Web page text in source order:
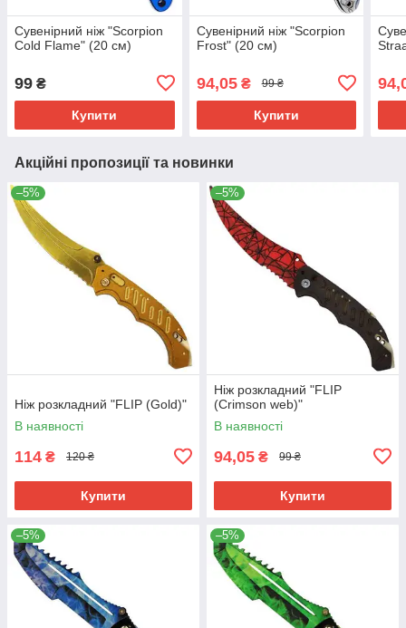
Сувенірний ніж "Scorpion
Cold Flame" (20 см)
99 ₴
Купити
Сувенірний ніж "Scorpion
Frost" (20 см)
94,05₴ 99 ₴
Купити
Акційні пропозиції та новинки
–5%
Ніж розкладний "FLIP (Gold)"
В наявності
114 ₴ 120 ₴
Купити
–5%
Ніж розкладний "FLIP
(Crimson web)"
В наявності
94,05 ₴ 99 ₴
Купити
–5% –5%